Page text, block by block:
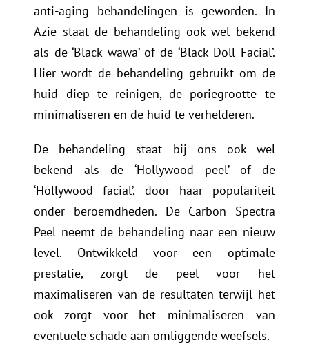
anti-aging behandelingen is geworden. In
Azië staat de behandeling ook wel bekend
als de ‘Black wawa’ of de ‘Black Doll Facial’.
Hier wordt de behandeling gebruikt om de
huid diep te reinigen, de poriegrootte te
minimaliseren en de huid te verhelderen.
De behandeling staat bij ons ook wel
bekend als de ‘Hollywood peel’ of de
‘Hollywood facial’, door haar populariteit
onder beroemdheden. De Carbon Spectra
Peel neemt de behandeling naar een nieuw
level. Ontwikkeld voor een optimale
prestatie, zorgt de peel voor het
maximaliseren van de resultaten terwijl het
ook zorgt voor het minimaliseren van
eventuele schade aan omliggende weefsels.